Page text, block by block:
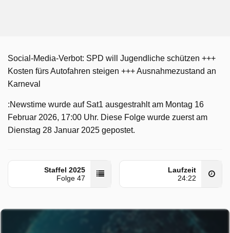
Social-Media-Verbot: SPD will Jugendliche schützen +++
Kosten fürs Autofahren steigen +++ Ausnahmezustand an
Karneval
:Newstime wurde auf Sat1 ausgestrahlt am Montag 16
Februar 2026, 17:00 Uhr. Diese Folge wurde zuerst am
Dienstag 28 Januar 2025 gepostet.
Staffel 2025
Folge 47
Laufzeit
24:22